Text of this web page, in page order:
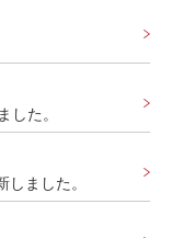
た。
ました。